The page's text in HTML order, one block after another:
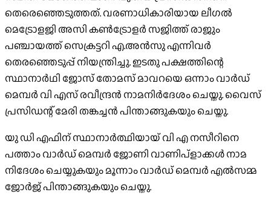
തെരെഞ്ഞെടുത്തത്. വരണാധികാരിയായ ലീഗൽ
മെട്രോളജി അസി കൺട്രോളർ സജിത്ത് രാജും
പഞ്ചായത്ത് സെക്രട്ടറി എ.അൻസു എന്നിവർ
തെരഞ്ഞെടുപ്പ് നിയന്ത്രിച്ചു. ഇടതു പക്ഷത്തിന്റെ
സ്ഥാനാർഥി ജോസ് തോമസ് മാവറയെ ഒന്നാം വാർഡ്
മെമ്പർ വി എസ് രവീന്ദ്രൻ നാമനിർദേശം ചെയ്തു. വൈസ്
പ്രസിഡന്റ്‌ മേരി തങ്കച്ചൻ പിന്താങ്ങുകയും ചെയ്തു.
യു ഡി എഫിന് സ്ഥാനാർത്ഥിയായ് വി എ നസീറിനെ
പത്താം വാർഡ് മെമ്പർ ജോണി വാണിപ്ളാക്കൾ നാമ
നിദേശം ചെയ്യുകയും മൂന്നാം വാർഡ് മെമ്പർ എൽസമ്മ
ജോർജ് പിന്താങ്ങുകയും ചെയ്തു.